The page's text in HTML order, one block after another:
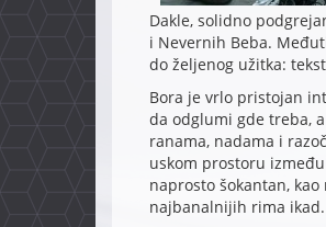
Dakle, solidno
i Nevernih Beba.
do željenog užitka:
Bora je vrlo pristojan
da odglumi gde treba,
ranama, nadama i
uskom prostoru
naprosto šokantan,
najbanalnijih rima ikad.